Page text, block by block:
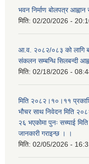
भवन निर्माण बोलपत्र आह्वान
मिति: 02/20/2026 -
आ.व. २०८२/०८३ को लागि
संकलन सम्बन्धि सिलबन्दी
मिति: 02/18/2026 -
मिति २०८२।१०।११
भौचर साथ निवेदन मिति
२६ भएकोमा पुनः सच्याई
जानकारी गराइन्छ । ।
मिति: 02/05/2026 -